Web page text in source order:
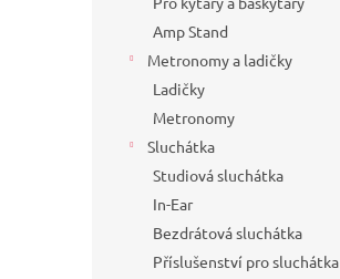
Amp Stand
Metronomy a ladičky
Ladičky
Metronomy
Sluchátka
Studiová sluchátka
In-Ear
Bezdrátová sluchátka
Příslušenství pro sluchátka